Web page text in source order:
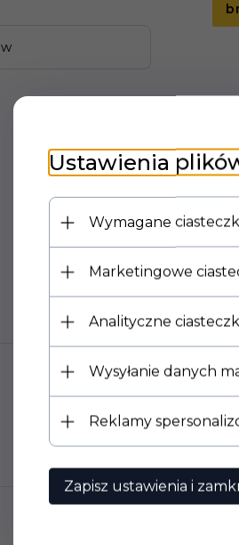
Ustawienia
Wymagane
Marketingowe
Analityczne
Wysyłanie danych
Reklamy
Zapisz ustawienia i